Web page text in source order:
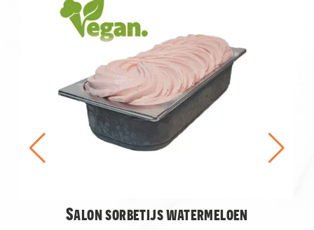
Salon sorbetijs watermeloen